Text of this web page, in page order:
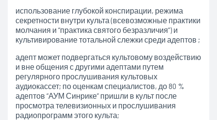
использование глубокой конспирации, режима
секретности внутри культа (всевозможные практики
молчания и “практика святого безразличия”) и
культивирование тотальной слежки среди адептов ;
адепт может подвергаться культовому воздействию
и вне общения с другими адептами путем
регулярного прослушивания культовых
аудиокассет; по оценкам специалистов, до 80 %
адептов “АУМ Синрике” пришли в культ после
просмотра телевизионных и прослушивания
радиопрограмм этого культа;